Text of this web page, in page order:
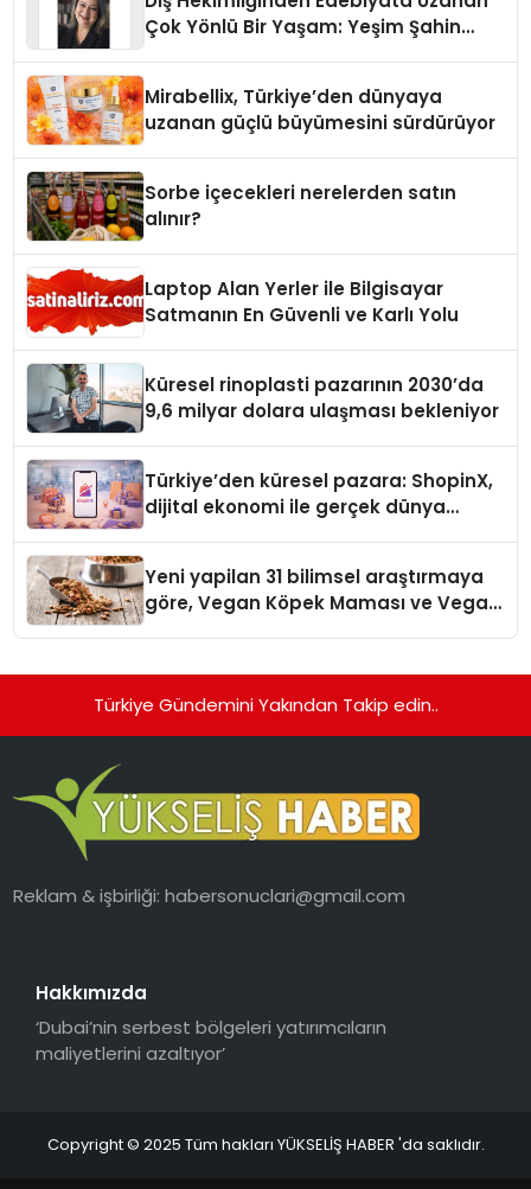
Çok Yönlü Bir Yaşam: Yeşim Şahin
Mirabellix, Türkiye’den dünyaya
uzanan güçlü büyümesini sürdürüyor
Sorbe içecekleri nerelerden satın
alınır?
Laptop Alan Yerler ile Bilgisayar
Satmanın En Güvenli ve Karlı Yolu
Küresel rinoplasti pazarının 2030’da
9,6 milyar dolara ulaşması bekleniyor
Türkiye’den küresel pazara: ShopinX,
dijital ekonomi ile gerçek dünya
Yeni yapilan 31 bilimsel araştırmaya
göre, Vegan Köpek Maması ve Vegan
Türkiye Gündemini Yakından Takip edin..
Reklam & işbirliği:habersonuclari@gmail.com
Hakkımızda
‘Dubai’nin serbest bölgeleri yatırımcıların
maliyetlerini azaltıyor’
Copyright © 2025 Tüm hakları YÜKSELİŞ HABER 'da saklıdır.